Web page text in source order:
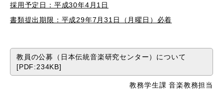
採用予定日：平成30年4月1日
書類提出期限：平成29年7月31日（月曜日）必着
教員の公募（日本伝統音楽研究センター）について
[PDF:234KB]
教務学生課 音楽教務担当